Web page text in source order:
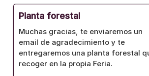
Planta forestal
Muchas gracias, te enviaremos un
email de agradecimiento y te
entregaremos una planta forestal
recoger en la propia Feria.